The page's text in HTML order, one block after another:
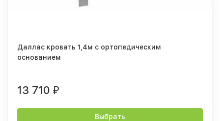
Даллас кровать 1,4м с ортопедическим
основанием
13 710 ₽
Выбрать